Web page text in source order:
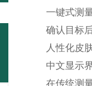
一键式测
确认目标
人性化皮
中文显示
在传统测